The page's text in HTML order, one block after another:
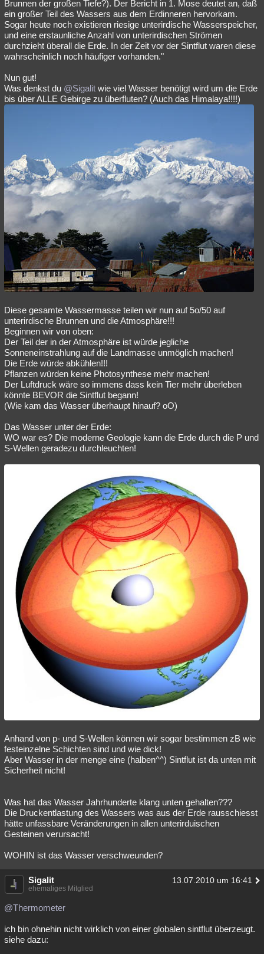
Brunnen der großen Tiefe?). Der Bericht in 1. Mose deutet an, daß
ein großer Teil des Wassers aus dem Erdinneren hervorkam.
Sogar heute noch existieren riesige unterirdische Wasserspeicher,
und eine erstaunliche Anzahl von unterirdischen Strömen
durchzieht überall die Erde. In der Zeit vor der Sintflut waren diese
wahrscheinlich noch häufiger vorhanden."
Nun gut!
Was denkst du @Sigalit wie viel Wasser benötigt wird um die Erde
bis über ALLE Gebirge zu überfluten? (Auch das Himalaya!!!!)
Diese gesamte Wassermasse teilen wir nun auf 5o/50 auf
unterirdische Brunnen und die Atmosphäre!!!
Beginnen wir von oben:
Der Teil der in der Atmosphäre ist würde jegliche
Sonneneinstrahlung auf die Landmasse unmöglich machen!
Die Erde würde abkühlen!!!
Pflanzen würden keine Photosynthese mehr machen!
Der Luftdruck wäre so immens dass kein Tier mehr überleben
könnte BEVOR die Sintflut begann!
(Wie kam das Wasser überhaupt hinauf? oO)
Das Wasser unter der Erde:
WO war es? Die moderne Geologie kann die Erde durch die P und
S-Wellen geradezu durchleuchten!
Anhand von p- und S-Wellen können wir sogar bestimmen zB wie
festeinzelne Schichten sind und wie dick!
Aber Wasser in der menge eine (halben^^) Sintflut ist da unten mit
Sicherheit nicht!
Was hat das Wasser Jahrhunderte klang unten gehalten???
Die Druckentlastung des Wassers was aus der Erde rausschiesst
hätte unfassbare Veränderungen in allen unterirduischen
Gesteinen verursacht!
WOHIN ist das Wasser verschweunden?
Sigalit 13.07.2010 um 16:41
ehemaliges Mitglied
@Thermometer
ich bin ohnehin nicht wirklich von einer globalen sintflut überzeugt.
siehe dazu: